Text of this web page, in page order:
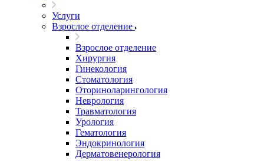
Услуги
Взрослое отделение
Взрослое отделение
Хирургия
Гинекология
Стоматология
Оториноларингология
Неврология
Травматология
Урология
Гематология
Эндокринология
Дерматовенерология